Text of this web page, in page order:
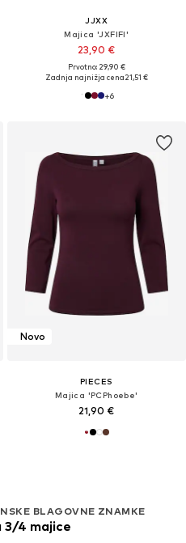
JJXX
Majica 'JXFIFI'
23,90 €
Prvotno: 29,90 €
Zadnja najnižja cena21,51 €
+6
Novo
PIECES
Majica 'PCPhoebe'
21,90 €
BLAGOVNE ZNAMKE
3/4 majice